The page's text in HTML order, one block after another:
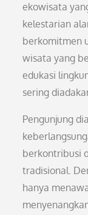
ekowisata
kelestarian
berkomitmen
wisata yang
edukasi
sering
Pengunjung
berkontribusi
tradisional.
hanya